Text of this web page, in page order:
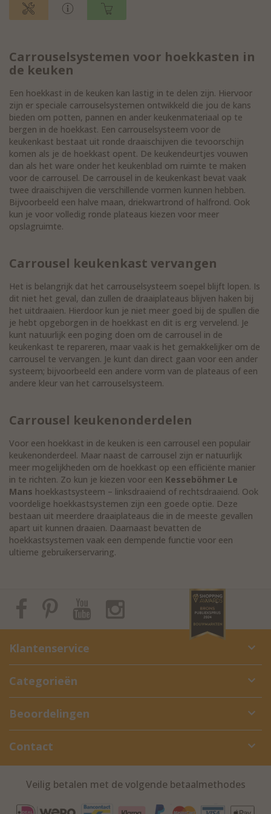
Carrouselsystemen voor hoekkasten in
de keuken
Een hoekkast in de keuken kan lastig in te delen zijn. Hiervoor
zijn er speciale carrouselsystemen ontwikkeld die jou de kans
bieden om potten, pannen en ander keukenmateriaal op te
bergen in de hoekkast. Een carrouselsysteem voor de
keukenkast bestaat uit ronde draaischijven die tevoorschijn
komen als je de hoekkast opent. De keukendeurtjes vouwen
dan als het ware onder het keukenblad om ruimte te maken
voor de carrousel. De carrousel in de keukenkast bevat vaak
twee draaischijven die verschillende vormen kunnen hebben.
Bijvoorbeeld een halve maan, driekwartrond of halfrond. Ook
kun je voor volledig ronde plateaus kiezen voor meer
opslagruimte.
Carrousel keukenkast vervangen
Het is belangrijk dat het carrouselsysteem soepel blijft lopen. Is
dit niet het geval, dan zullen de draaiplateaus blijven haken bij
het uitdraaien. Hierdoor kun je niet meer goed bij de spullen die
je hebt opgeborgen in de hoekkast en dit is erg vervelend. Je
kunt natuurlijk een poging doen om de carrousel in de
keukenkast te repareren, maar vaak is het gemakkelijker om de
carrousel te vervangen. Je kunt dan direct gaan voor een ander
systeem; bijvoorbeeld een andere vorm van de plateaus of een
andere kleur van het carrouselsysteem.
Carrousel keukenonderdelen
Voor een hoekkast in de keuken is een carrousel een populair
keukenonderdeel. Maar naast de carrousel zijn er natuurlijk
meer mogelijkheden om de hoekkast op een efficiënte manier
in te richten. Zo kun je kiezen voor een Kesseböhmer Le
Mans hoekkastsysteem – linksdraaiend of rechtsdraaiend. Ook
voordelige hoekkastsystemen zijn een goede optie. Deze
bestaan uit meerdere draaiplateaus die in de meeste gevallen
apart uit kunnen draaien. Daarnaast bevatten de
hoekkastsystemen vaak een dempende functie voor een
ultieme gebruikerservaring.
Klantenservice
Categorieën
Beoordelingen
Contact
Veilig betalen met de volgende betaalmethodes